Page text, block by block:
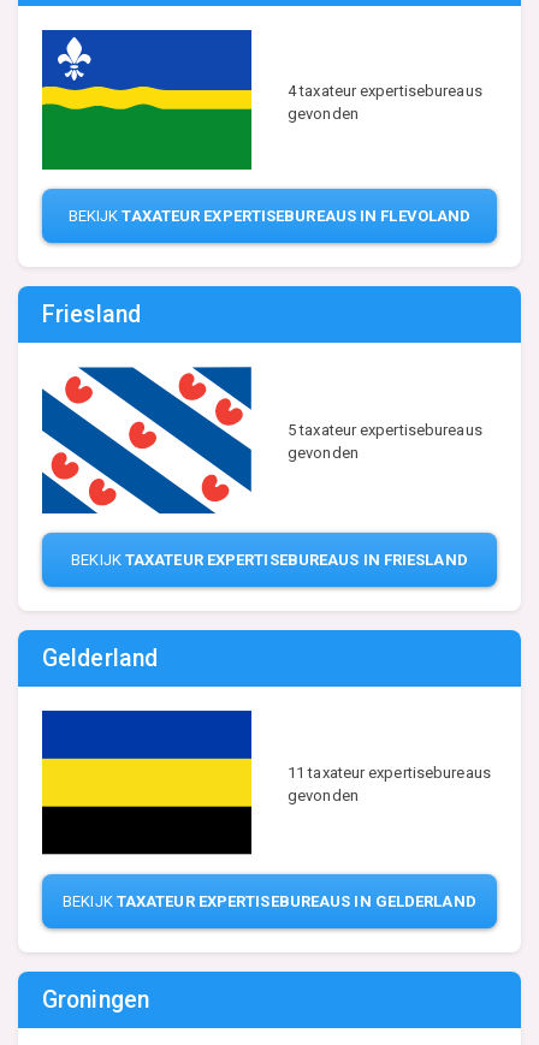
4 taxateur expertisebureaus
gevonden
BEKIJKTAXATEUR EXPERTISEBUREAUS IN FLEVOLAND
Friesland
5 taxateur expertisebureaus
gevonden
BEKIJK TAXATEUR EXPERTISEBUREAUS IN FRIESLAND
Gelderland
11 taxateur expertisebureaus
gevonden
BEKIJK TAXATEUR EXPERTISEBUREAUS IN GELDERLAND
Groningen